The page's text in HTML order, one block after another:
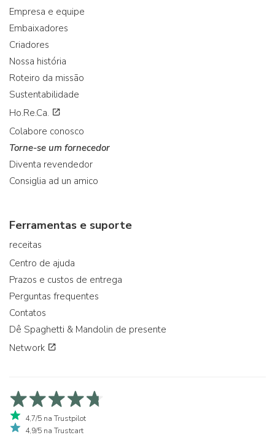
Empresa e equipe
Embaixadores
Criadores
Nossa história
Roteiro da missão
Sustentabilidade
Ho.Re.Ca.
Colabore conosco
Torne-se um fornecedor
Diventa revendedor
Consiglia ad un amico
Ferramentas e suporte
receitas
Centro de ajuda
Prazos e custos de entrega
Perguntas frequentes
Contatos
Dê Spaghetti & Mandolin de presente
Network
4,7/5 na Trustpilot
4,9/5 na Trustcart